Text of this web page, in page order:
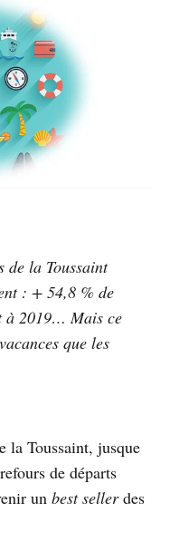
de la Toussaint
: + 54,8 % de
à 2019… Mais ce
que les
la Toussaint, jusque
de départs
un best sellerdes